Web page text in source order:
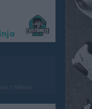
1, Målilla